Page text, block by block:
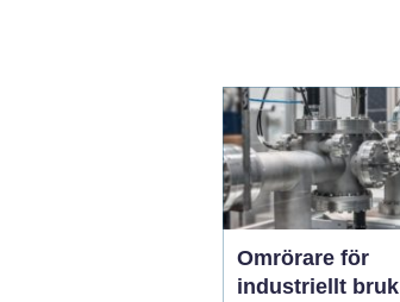
Omrörare för
industriellt bruk